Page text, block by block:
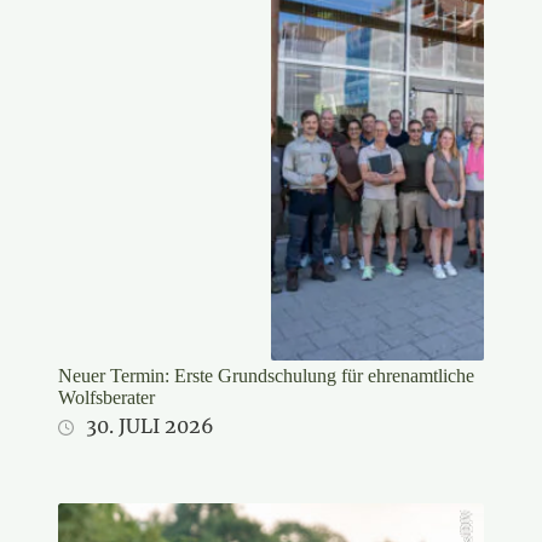
Neuer Termin: Erste Grundschulung für ehrenamtliche
Wolfsberater
30. JULI 2026